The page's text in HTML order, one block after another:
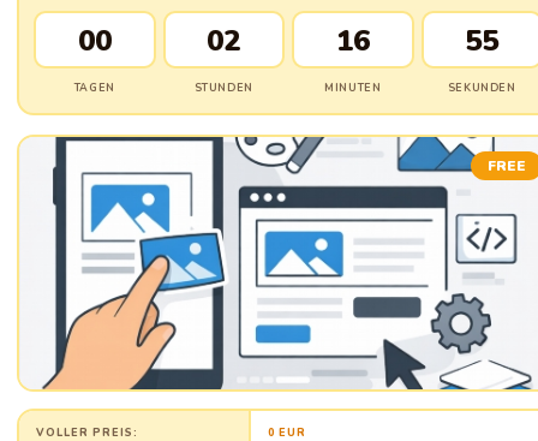
00
TAGEN
02
STUNDEN
16
MINUTEN
54
SEKUNDEN
FREE
VOLLER PREIS: 0 EUR